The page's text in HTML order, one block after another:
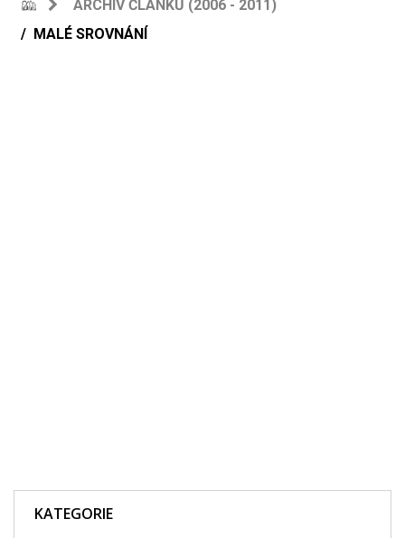
ARCHIV ČLÁNKŮ (2006 - 2011)
MALÉ SROVNÁNÍ
KATEGORIE